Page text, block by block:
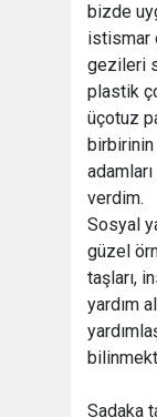
bizde
istismar
gezileri
plastik
üçotuz
birbirinin
verdim.
Sosyal
güzel
taşları,
yardım
Sadaka